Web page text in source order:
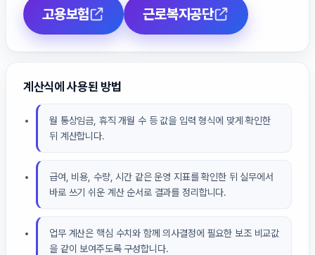
고용보험 근로복지공단
계산식에 사용된 방법
월 통상임금, 휴직 개월 수 등 값을 입력 형식에 맞게 확인한
뒤 계산합니다.
급여, 비용, 수량, 시간 같은 운영 지표를 확인한 뒤 실무에서
바로 쓰기 쉬운 계산 순서로 결과를 정리합니다.
업무 계산은 핵심 수치와 함께 의사결정에 필요한 보조 비교값
을 같이 보여주도록 구성합니다.